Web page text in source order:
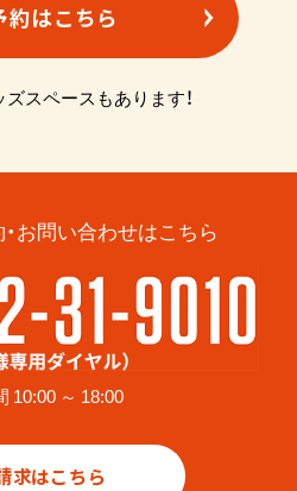
約はこちら
スペースもあります！
お問い合わせはこちら
10:00 ～ 18:00
求はこちら